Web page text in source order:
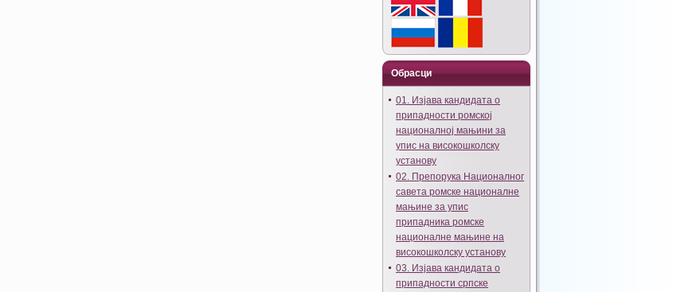
Обрасци
01. Изјава кандидата о
припадности ромској
националној мањини за
упис на високошколску
установу
02. Препорука Националног
савета ромске националне
мањине за упис
припадника ромске
националне мањине на
високошколску установу
03. Изјава кандидата о
припадности српске